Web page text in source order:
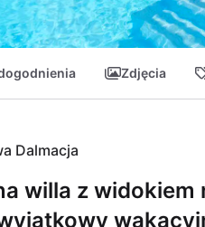
Zdjęcia
Dalmacja
willa z widokiem